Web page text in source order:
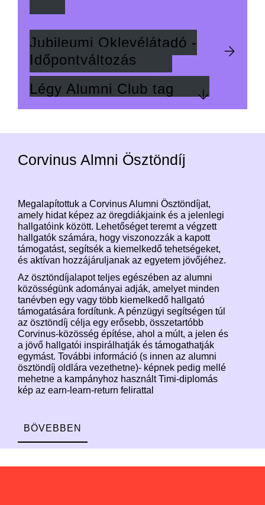
Jubileumi Oklevélátadó -
Időpontváltozás
Légy Alumni Club tag
Corvinus Almni Ösztöndíj
Megalapítottuk a Corvinus Alumni Ösztöndíjat,
amely hidat képez az öregdiákjaink és a jelenlegi
hallgatóink között. Lehetőséget teremt a végzett
hallgatók számára, hogy viszonozzák a kapott
támogatást, segítsék a kiemelkedő tehetségeket,
és aktívan hozzájáruljanak az egyetem jövőjéhez.
Az ösztöndíjalapot teljes egészében az alumni
közösségünk adományai adják, amelyet minden
tanévben egy vagy több kiemelkedő hallgató
támogatására fordítunk. A pénzügyi segítségen túl
az ösztöndíj célja egy erősebb, összetartóbb
Corvinus-közösség építése, ahol a múlt, a jelen és
a jövő hallgatói inspirálhatják és támogathatják
egymást. További információ (s innen az alumni
ösztöndíj oldlára vezethetne)- képnek pedig mellé
mehetne a kampányhoz használt Timi-diplomás
kép az earn-learn-return felirattal
BÖVEBBEN